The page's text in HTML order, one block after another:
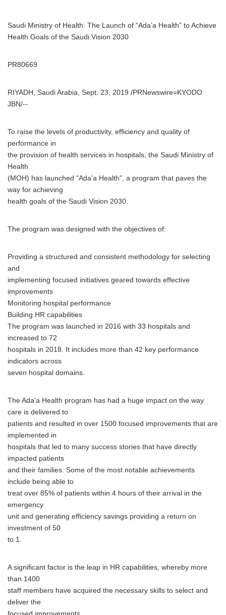
Saudi Ministry of Health: The Launch of “Ada’a Health” to Achieve
Health Goals of the Saudi Vision 2030
PR80669
RIYADH, Saudi Arabia, Sept. 23, 2019 /PRNewswire=KYODO
JBN/--
To raise the levels of productivity, efficiency and quality of
performance in
the provision of health services in hospitals; the Saudi Ministry of
Health
(MOH) has launched "Ada'a Health", a program that paves the
way for achieving
health goals of the Saudi Vision 2030.
The program was designed with the objectives of:
Providing a structured and consistent methodology for selecting
and
implementing focused initiatives geared towards effective
improvements
Monitoring hospital performance
Building HR capabilities
The program was launched in 2016 with 33 hospitals and
increased to 72
hospitals in 2018. It includes more than 42 key performance
indicators across
seven hospital domains.
The Ada'a Health program has had a huge impact on the way
care is delivered to
patients and resulted in over 1500 focused improvements that are
implemented in
hospitals that led to many success stories that have directly
impacted patients
and their families. Some of the most notable achievements
include being able to
treat over 85% of patients within 4 hours of their arrival in the
emergency
unit and generating efficiency savings providing a return on
investment of 50
to 1.
A significant factor is the leap in HR capabilities, whereby more
than 1400
staff members have acquired the necessary skills to select and
deliver the